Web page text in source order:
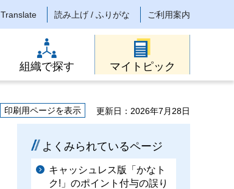
Translate 読み上げ / ふりがな ご利用案内
組織で探す マイトピック
印刷用ページを表示
更新日：2026年7月28日
よくみられているページ
キャッシュレス版「かなト
ク!」のポイント付与の誤り